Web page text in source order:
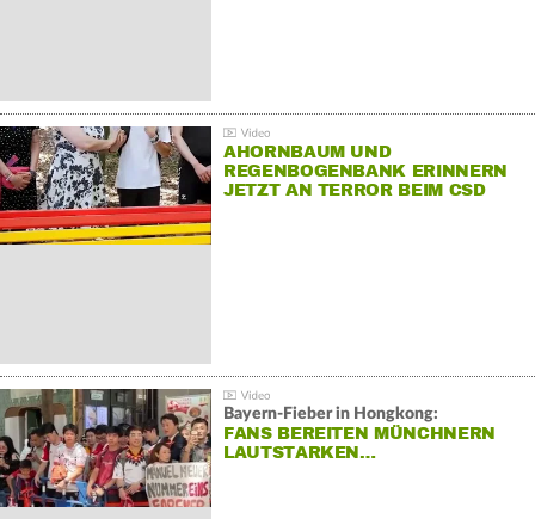
AHORNBAUM UND
REGENBOGENBANK ERINNERN
JETZT AN TERROR BEIM CSD
Bayern-Fieber in Hongkong:
FANS BEREITEN MÜNCHNERN
LAUTSTARKEN…